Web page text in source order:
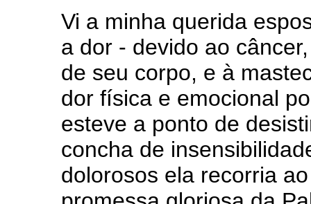
Vi a minha querida
a dor - devido ao
de seu corpo, e à
dor física e emocional
esteve a ponto de
concha de
dolorosos ela recorria